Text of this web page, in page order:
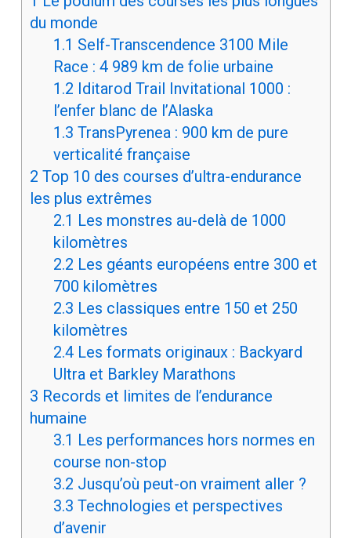
du monde
1.1 Self-Transcendence 3100 Mile
Race : 4 989 km de folie urbaine
1.2 Iditarod Trail Invitational 1000 :
l’enfer blanc de l’Alaska
1.3 TransPyrenea : 900 km de pure
verticalité française
2 Top 10 des courses d’ultra-endurance
les plus extrêmes
2.1 Les monstres au-delà de 1000
kilomètres
2.2 Les géants européens entre 300 et
700 kilomètres
2.3 Les classiques entre 150 et 250
kilomètres
2.4Les formats originaux : Backyard
Ultra et Barkley Marathons
3 Records et limites de l’endurance
humaine
3.1 Les performances hors normes en
course non-stop
3.2 Jusqu’où peut-on vraiment aller ?
3.3 Technologies et perspectives
d’avenir